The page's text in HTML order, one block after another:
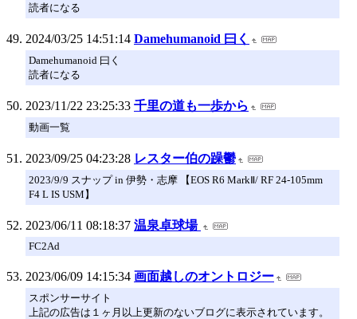
読者になる
2024/03/25 14:51:14 Damehumanoid 曰く
Damehumanoid 曰く
読者になる
2023/11/22 23:25:33 千里の道も一歩から
動画一覧
2023/09/25 04:23:28 レスター伯の躁鬱
2023/9/9 スナップ in 伊勢・志摩 【EOS R6 MarkⅡ/ RF 24-105mm
F4 L IS USM】
2023/06/11 08:18:37 温泉卓球場
FC2Ad
2023/06/09 14:15:34 画面越しのオントロジー
スポンサーサイト
上記の広告は１ヶ月以上更新のないブログに表示されています。